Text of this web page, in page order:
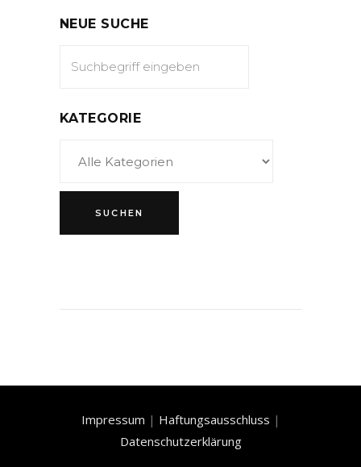
NEUE SUCHE
KATEGORIE
Impressum | Haftungsausschluss |
Datenschutzerklärung